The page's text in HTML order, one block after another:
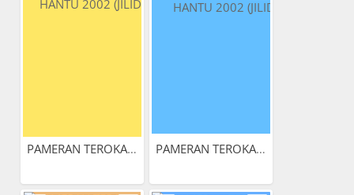
PAMERAN TEROKAI HANTU 2002... PAMERAN TEROKAI HANTU 2002...